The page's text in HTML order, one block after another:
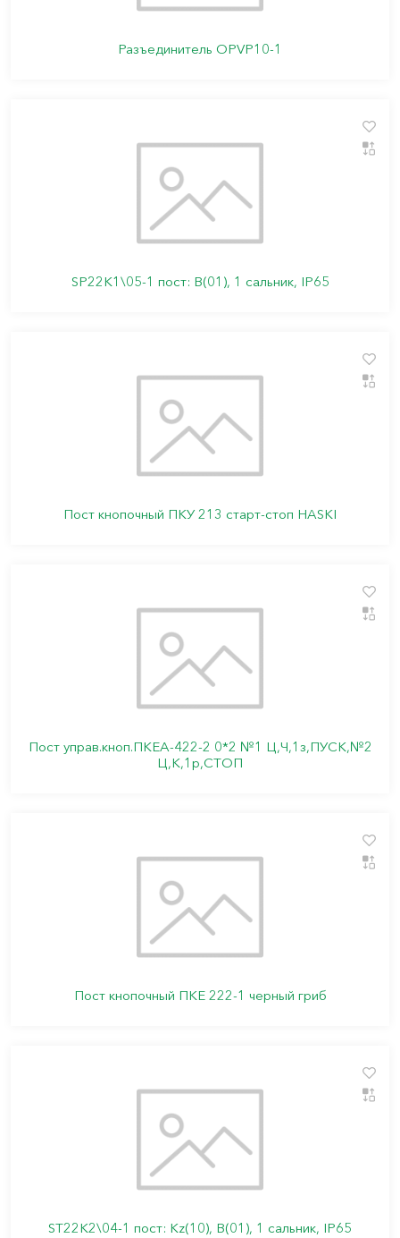
Разъединитель OPVP10-1
SP22K1\05-1 пост: В(01), 1 сальник, IP65
Пост кнопочный ПКУ 213 старт-стоп HASKI
Пост управ.кноп.ПКЕА-422-2 0*2 №1 Ц,Ч,1з,ПУСК,№2
Ц,К,1р,СТОП
Пост кнопочный ПКЕ 222-1 черный гриб
ST22K2\04-1 пост: Kz(10), B(01), 1 сальник, IP65